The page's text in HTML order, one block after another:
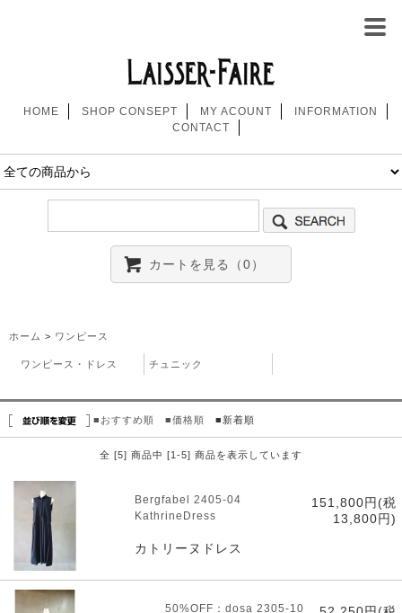
HOME SHOP CONSEPT MY ACOUNT
INFORMATION
CONTACT
カートを見る（0）
ホーム > ワンピース
ワンピース・ドレス チュニック
■おすすめ順 ■価格順 ■新着順
全 [5] 商品中 [1-5] 商品を表示しています
Bergfabel 2405-04
KathrineDress
151,800円(税
13,800円)
カトリーヌドレス
50%OFF：dosa 2305-10